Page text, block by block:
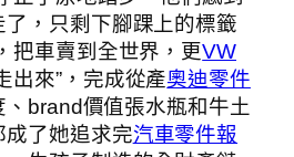
了，只剩下腳踝上的標籤
把車賣到全世界，更VW
出來”，完成從產奧迪零件
brand價值張水瓶和牛土
成了她追求完汽車零件報